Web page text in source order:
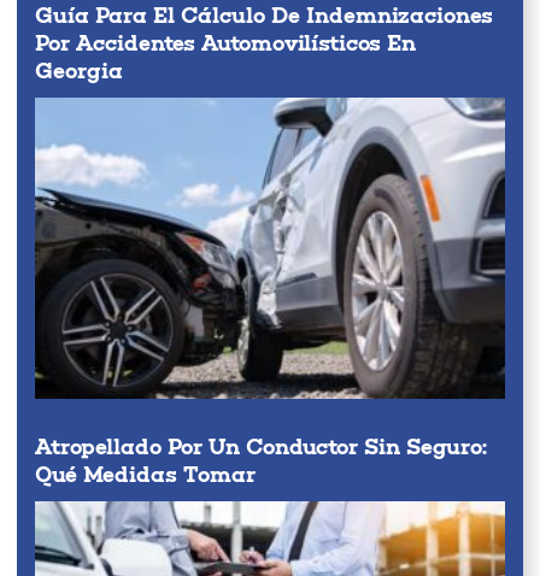
Guía Para El Cálculo De Indemnizaciones
Por Accidentes Automovilísticos En
Georgia
Atropellado Por Un Conductor Sin Seguro:
Qué Medidas Tomar